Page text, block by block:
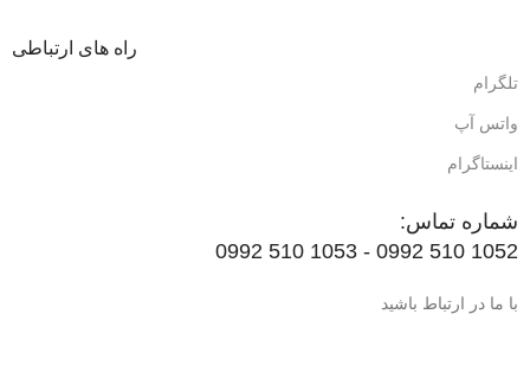
راه های ارتباطی
تلگرام
واتس آپ
اینستاگرام
شماره تماس:
1052 510 0992 - 1053 510 0992
با ما در ارتباط باشید